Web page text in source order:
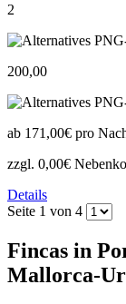
2
200,00
ab 171,00€ pro
zzgl. 0,00€
Details
Seite 1 von 4
Fincas in
Mallorca-